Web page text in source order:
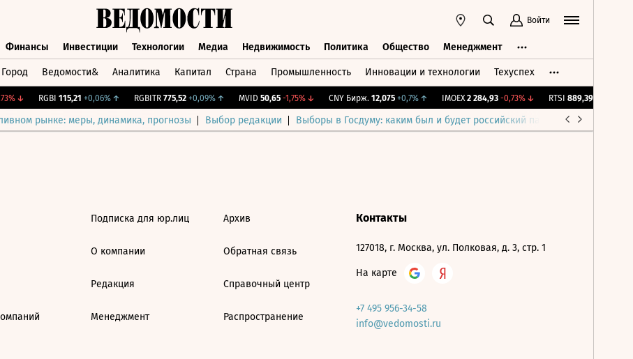
Войти
Финансы Инвестиции Технологии Медиа Недвижимость Политика Общество Менеджмент
Город Ведомости& Аналитика Капитал Страна Промышленность Инновации и технологии Техуспех
↓ RGBI 115,21 +0,06%↑ RGBITR 775,52 +0,09%↑ MVID 50,65 -1,75%↓ CNY Бирж. 12,075 +0,7%↑ IMOEX 2 284,93 -0,73%↓ RTSI 889,39 -0,73%
рынке: меры, динамика, прогнозы Выбор редакции Выборы в Госдуму: каким был и будет российский парламент
Подписка для юр.лиц
О компании
Редакция
Менеджмент
Архив
Обратная связь
Справочный центр
Распространение
Контакты
127018, г. Москва, ул. Полковая, д. 3, стр. 1
На карте
+7 495 956-34-58
info@vedomosti.ru